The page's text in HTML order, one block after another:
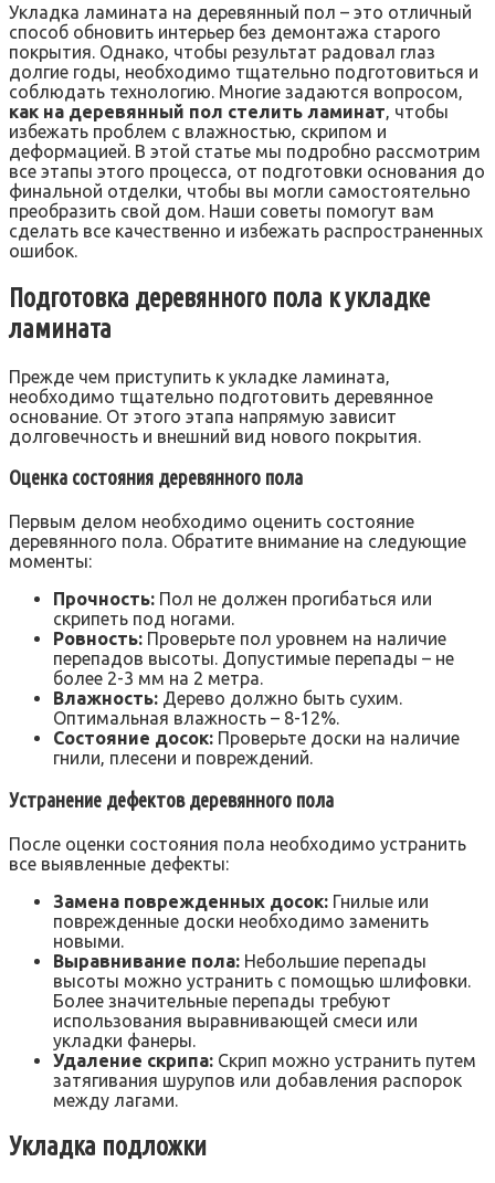
Укладка ламината на деревянный пол – это отличный
способ обновить интерьер без демонтажа старого
покрытия. Однако‚ чтобы результат радовал глаз
долгие годы‚ необходимо тщательно подготовиться и
соблюдать технологию. Многие задаются вопросом‚
как на деревянный пол стелить ламинат‚ чтобы
избежать проблем с влажностью‚ скрипом и
деформацией. В этой статье мы подробно рассмотрим
все этапы этого процесса‚ от подготовки основания до
финальной отделки‚ чтобы вы могли самостоятельно
преобразить свой дом. Наши советы помогут вам
сделать все качественно и избежать распространенных
ошибок.
Подготовка деревянного пола к укладке
ламината
Прежде чем приступить к укладке ламината‚
необходимо тщательно подготовить деревянное
основание. От этого этапа напрямую зависит
долговечность и внешний вид нового покрытия.
Оценка состояния деревянного пола
Первым делом необходимо оценить состояние
деревянного пола. Обратите внимание на следующие
моменты:
Прочность: Пол не должен прогибаться или
скрипеть под ногами.
Ровность: Проверьте пол уровнем на наличие
перепадов высоты. Допустимые перепады – не
более 2-3 мм на 2 метра.
Влажность: Дерево должно быть сухим.
Оптимальная влажность – 8-12%.
Состояние досок: Проверьте доски на наличие
гнили‚ плесени и повреждений.
Устранение дефектов деревянного пола
После оценки состояния пола необходимо устранить
все выявленные дефекты:
Замена поврежденных досок: Гнилые или
поврежденные доски необходимо заменить
новыми.
Выравнивание пола: Небольшие перепады
высоты можно устранить с помощью шлифовки.
Более значительные перепады требуют
использования выравнивающей смеси или
укладки фанеры.
Удаление скрипа: Скрип можно устранить путем
затягивания шурупов или добавления распорок
между лагами.
Укладка подложки